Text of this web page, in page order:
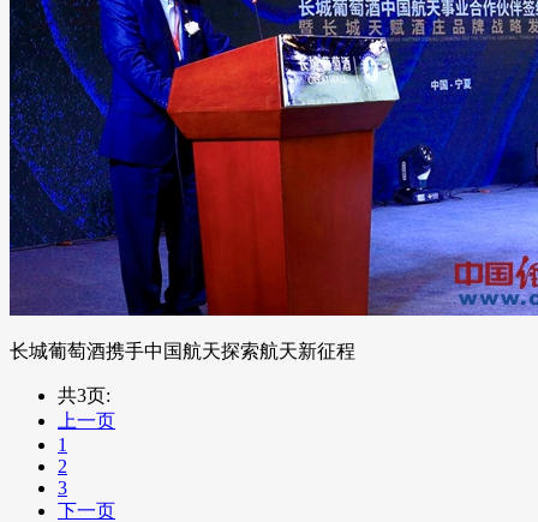
长城葡萄酒携手中国航天探索航天新征程
共3页:
上一页
1
2
3
下一页